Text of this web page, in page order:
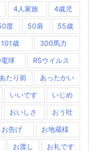
4人家族 4歳児
度 50肩 55歳
101歳 300馬力
球 RSウイルス
あたり前 あったかい
いいです いじめ
おいしさ おう吐
お告げ お地蔵様
お渡し お礼です